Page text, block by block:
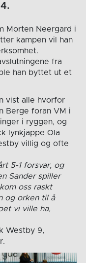
Morten Neergard i
kampen vil han
fra
han byttet ut et
vist alle hvorfor
Berge foran VM i
i ryggen, og
lynkjappe Ola
villig og ofte
5-1 forsvar, og
Sander spiller
oss raskt
og orken til å
vi ville ha,
Westby 9,